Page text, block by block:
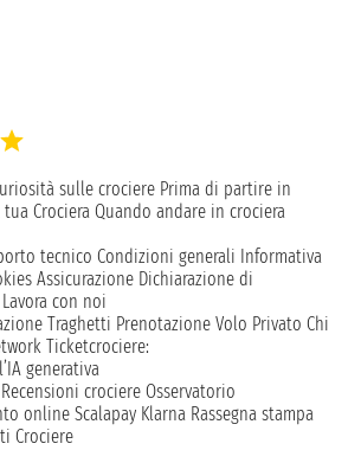
sulle crociere Prima di partire in
Crociera Quando andare in crociera
tecnico Condizioni generali Informativa
Assicurazione Dichiarazione di
Lavora con noi
Traghetti Prenotazione Volo Privato Chi
Ticketcrociere:
generativa
Recensioni crociere Osservatorio
online Scalapay Klarna Rassegna stampa
Crociere